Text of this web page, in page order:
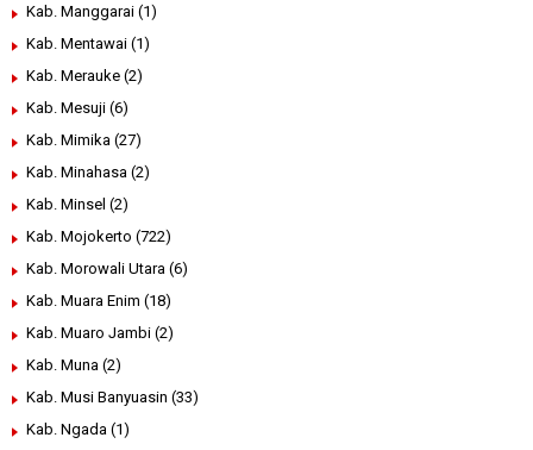
Kab. Manggarai (1)
Kab. Mentawai (1)
Kab. Merauke (2)
Kab. Mesuji (6)
Kab. Mimika (27)
Kab. Minahasa (2)
Kab. Minsel (2)
Kab. Mojokerto (722)
Kab. Morowali Utara (6)
Kab. Muara Enim (18)
Kab. Muaro Jambi (2)
Kab. Muna (2)
Kab. Musi Banyuasin (33)
Kab. Ngada (1)